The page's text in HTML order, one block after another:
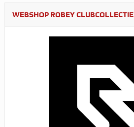
WEBSHOP ROBEY CLUBCOLLECTIE